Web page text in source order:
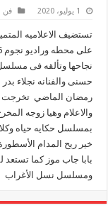
1 يوليو، 2020 فن
تستضيف الاعلاميه
نجاحها وتألقه فى
حسنى والفنانه نجلاء
رمضان الماضي تخرجت
والاعلام وهيا زوجه
بمسلسل حكايه حياه
خير ريح المدام
بابا جاب موز كما
ومسلسل نسل الأغراب